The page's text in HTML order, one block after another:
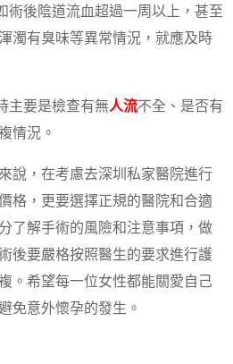
術後陰道流血超過一周以上，甚至
濁有臭味等異常情況，就應及時
主要是檢查有無人流不全、是否有
情況。
說，在考慮去深圳私家醫院進行
格，更要選擇正規的醫院和合適
了解手術的風險和注意事項，做
後要嚴格按照醫生的要求進行護
。希望每一位女性都能關愛自己
免意外懷孕的發生。